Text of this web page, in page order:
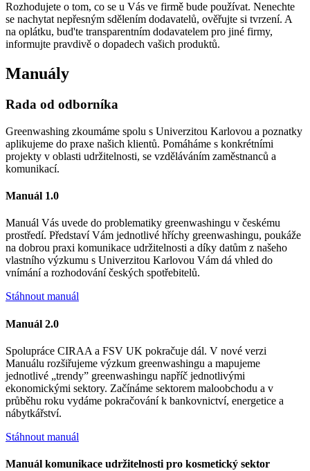
Rozhodujete o tom, co se u Vás ve firmě bude používat. Nenechte
se nachytat nepřesným sdělením dodavatelů, ověřujte si tvrzení. A
na oplátku, bud'te transparentním dodavatelem pro jiné firmy,
informujte pravdivě o dopadech vašich produktů.
Manuály
Rada od odborníka
Greenwashing zkoumáme spolu s Univerzitou Karlovou a poznatky
aplikujeme do praxe našich klientů. Pomáháme s konkrétními
projekty v oblasti udržitelnosti, se vzděláváním zaměstnanců a
komunikací.
Manuál 1.0
Manuál Vás uvede do problematiky greenwashingu v českému
prostředí. Představí Vám jednotlivé hříchy greenwashingu, poukáže
na dobrou praxi komunikace udržitelnosti a díky datům z našeho
vlastního výzkumu s Univerzitou Karlovou Vám dá vhled do
vnímání a rozhodování českých spotřebitelů.
Stáhnout manuál
Manuál 2.0
Spolupráce CIRAA a FSV UK pokračuje dál. V nové verzi
Manuálu rozšiřujeme výzkum greenwashingu a mapujeme
jednotlivé „trendy” greenwashingu napříč jednotlivými
ekonomickými sektory. Začínáme sektorem maloobchodu a v
průběhu roku vydáme pokračování k bankovnictví, energetice a
nábytkářství.
Stáhnout manuál
Manuál komunikace udržitelnosti pro kosmetický sektor